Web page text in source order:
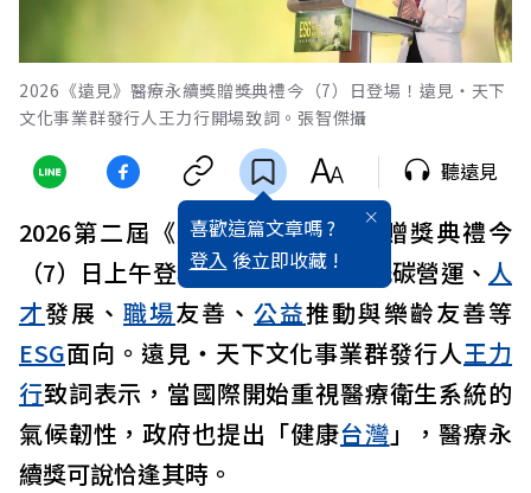
2026《遠見》醫療永續獎贈獎典禮今（7）日登場！遠見‧天下
文化事業群發行人王力行開場致詞。張智傑攝
喜歡這篇文章嗎 ?
登入 後立即收藏 !
聽遠見
2026第二屆《遠見》醫療永續獎贈獎典禮今
（7）日上午登場，獲獎方案橫跨低碳營運、 人
才發展、 職場友善、 公益推動與樂齡友善等
ESG面向。遠見‧天下文化事業群發行人王力
行致詞表示，當國際開始重視醫療衛生系統的
氣候韌性，政府也提出「健康台灣 」，醫療永
續獎可說恰逢其時。